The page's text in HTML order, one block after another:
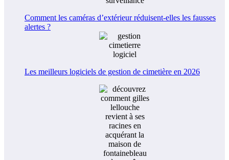
Comment les caméras d’extérieur réduisent-elles les fausses
alertes ?
Les meilleurs logiciels de gestion de cimetière en 2026